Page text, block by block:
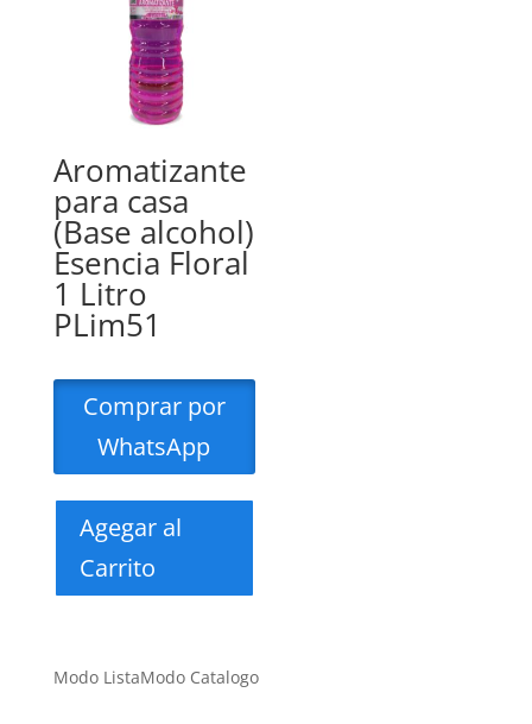
Aromatizante
para casa
(Base alcohol)
Esencia Floral
1 Litro
PLim51
Comprar por
WhatsApp
Agegar al
Carrito
Modo ListaModo Catalogo